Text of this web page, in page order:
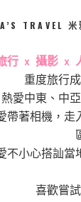
TRAVEL 米
行 x 攝影 x
重度旅行
熱愛中東、中
帶著相機，走
不小心搭訕當
喜歡嘗